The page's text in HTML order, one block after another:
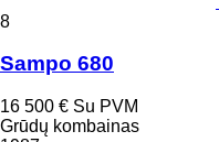
8
Sampo 680
16 500 € Su PVM
Grūdų kombainas